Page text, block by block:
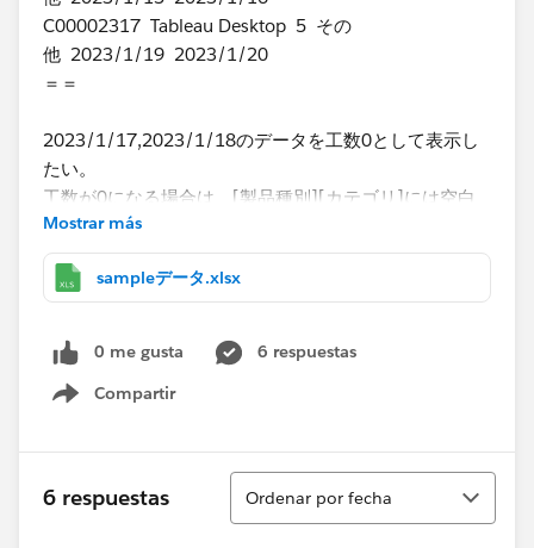
C00002317 Tableau Desktop 5 その
他 2023/1/19 2023/1/20
＝＝
2023/1/17,2023/1/18のデータを工数0として表示し
たい。
工数が0になる場合は、[製品種別][カテゴリ]には空白
もしくは「ー」を表示する
工数をカウントする
・製品種別，カテゴリごとにまとめる
​下記のような2つのデータがある場合、
＝＝
Mostrar más
sampleデータ.xlsx
0 me gusta
6 respuestas
Compartir
Show menu
6 respuestas
Ordenar
Ordenar por fecha